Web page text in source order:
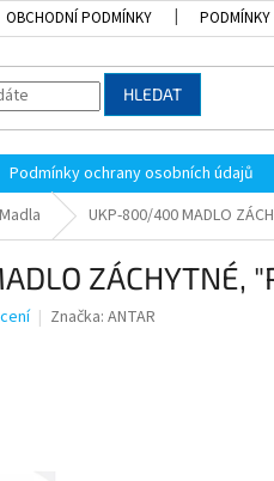
OBCHODNÍ PODMÍNKY PODMÍNKY
HLEDAT
Podmínky ochrany osobních údajů
UKP-800/400 MADLO
ZÁCHYTNÉ,
Značka: ANTAR